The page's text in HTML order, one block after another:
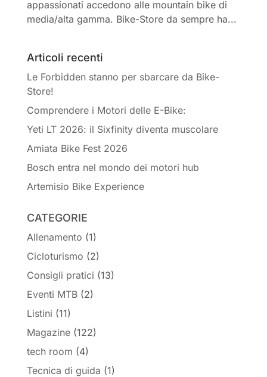
appassionati accedono alle mountain bike di
media/alta gamma. Bike-Store da sempre ha...
Articoli recenti
Le Forbidden stanno per sbarcare da Bike-
Store!
Comprendere i Motori delle E-Bike:
Yeti LT 2026: il Sixfinity diventa muscolare
Amiata Bike Fest 2026
Bosch entra nel mondo dei motori hub
Artemisio Bike Experience
CATEGORIE
Allenamento (1)
Cicloturismo (2)
Consigli pratici (13)
Eventi MTB(2)
Listini (11)
Magazine(122)
tech room (4)
Tecnica di guida (1)